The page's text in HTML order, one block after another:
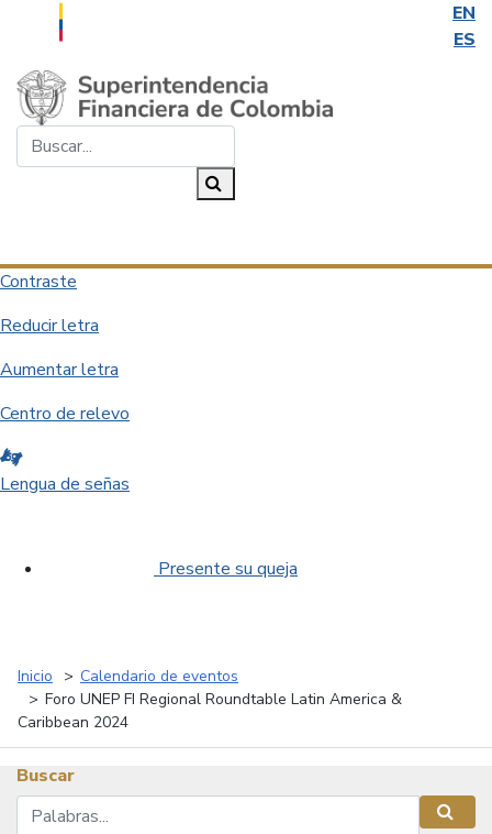
EN
ES
Saltar al contenido principal
Contraste
Reducir letra
Aumentar letra
Centro de relevo
Lengua de señas
Presente su queja
Inicio
Calendario de eventos
Foro UNEP FI Regional Roundtable Latin America &
Caribbean 2024
Buscar
Buscar